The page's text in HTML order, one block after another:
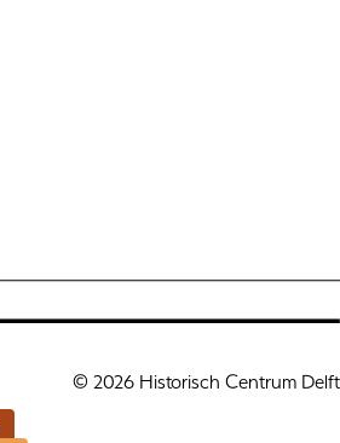
© 2026 Historisch Centrum Delft